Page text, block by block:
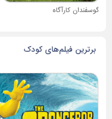
گوسفندان کارآگاه
برترین فیلم‌های کودک